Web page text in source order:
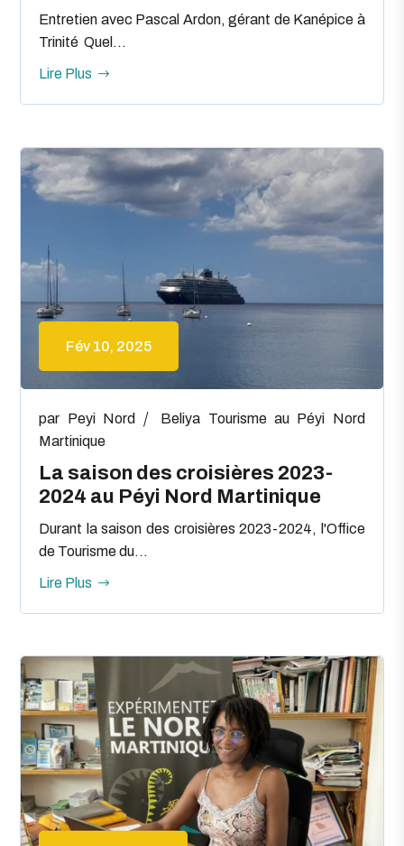
Entretien avec Pascal Ardon, gérant de Kanépice à
Trinité Quel...
Lire Plus
Fév 10, 2025
La saison des croisières 2023-
2024 au Péyi Nord Martinique
par Peyi Nord Beliya Tourisme au Péyi Nord
Martinique
Durant la saison des croisières 2023-2024, l'Office
de Tourisme du...
Lire Plus